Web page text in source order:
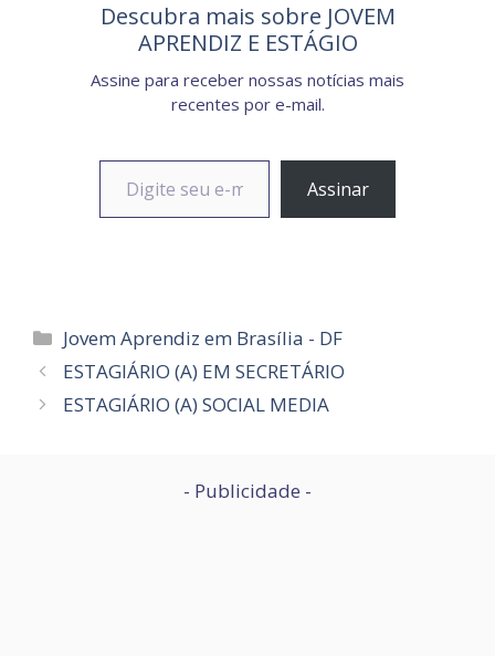
Descubra mais sobre JOVEM
APRENDIZ E ESTÁGIO
Assine para receber nossas notícias mais
recentes por e-mail.
Digite seu e-mail…
Assinar
Categorias
Jovem Aprendiz em Brasília - DF
ESTAGIÁRIO (A) EM SECRETÁRIO
ESTAGIÁRIO (A) SOCIAL MEDIA
- Publicidade -